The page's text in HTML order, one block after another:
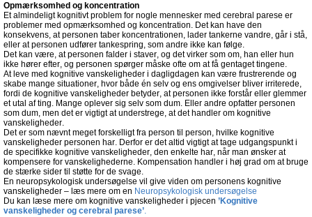
Opmærksomhed og koncentration
Et almindeligt kognitivt problem for nogle mennesker med cerebral parese er
problemer med opmærksomhed og koncentration. Det kan have den
konsekvens, at personen taber koncentrationen, lader tankerne vandre, går i stå,
eller at personen udfører tankespring, som andre ikke kan følge.
Det kan være, at personen falder i staver, og det virker som om, han eller hun
ikke hører efter, og personen spørger måske ofte om at få gentaget tingene.
At leve med kognitive vanskeligheder i dagligdagen kan være frustrerende og
skabe mange situationer, hvor både én selv og ens omgivelser bliver irriterede,
fordi de kognitive vanskeligheder betyder, at personen ikke forstår eller glemmer
et utal af ting. Mange oplever sig selv som dum. Eller andre opfatter personen
som dum, men det er vigtigt at understrege, at det handler om kognitive
vanskeligheder.
Det er som nævnt meget forskelligt fra person til person, hvilke kognitive
vanskeligheder personen har. Derfor er det altid vigtigt at tage udgangspunkt i
de specifikke kognitive vanskeligheder, den enkelte har, når man ønsker at
kompensere for vanskelighederne. Kompensation handler i høj grad om at bruge
de stærke sider til støtte for de svage.
En neuropsykologisk undersøgelse vil give viden om personens kognitive
vanskeligheder – læs mere om en Neuropsykologisk undersøgelse
Du kan læse mere om kognitive vanskeligheder i pjecen ’Kognitive
vanskeligheder og cerebral parese’.